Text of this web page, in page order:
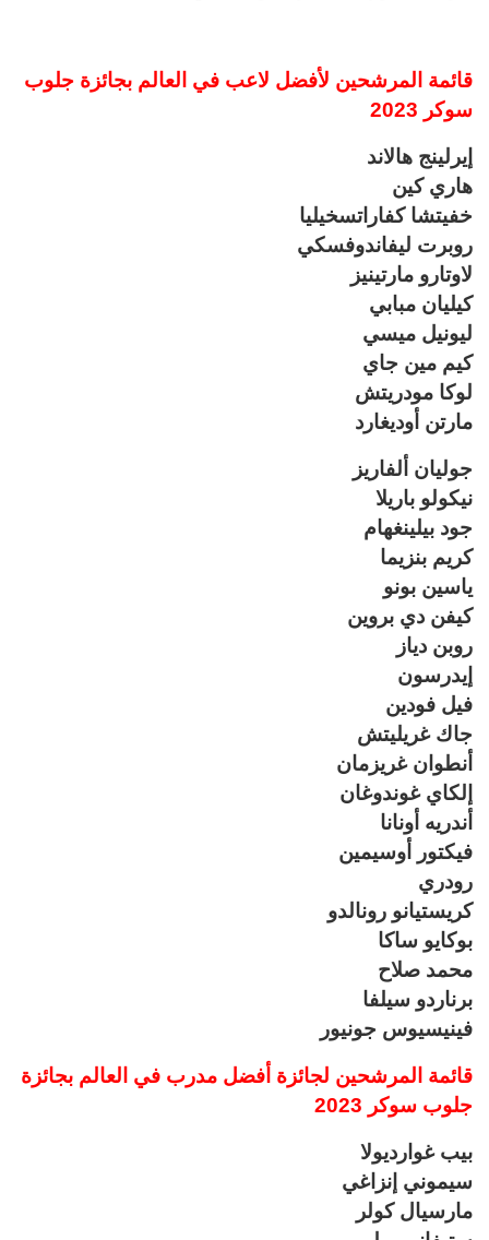
قائمة المرشحين لأفضل لاعب في العالم بجائزة جلوب
سوكر 2023
إيرلينج هالاند
هاري كين
خفيتشا كفاراتسخيليا
روبرت ليفاندوفسكي
لاوتارو مارتينيز
كيليان مبابي
ليونيل ميسي
كيم مين جاي
لوكا مودريتش
مارتن أوديغارد
جوليان ألفاريز
نيكولو باريلا
جود بيلينغهام
كريم بنزيما
ياسين بونو
كيفن دي بروين
روبن دياز
إيدرسون
فيل فودين
جاك غريليتش
أنطوان غريزمان
إلكاي غوندوغان
أندريه أونانا
فيكتور أوسيمين
رودري
كريستيانو رونالدو
بوكايو ساكا
محمد صلاح
برناردو سيلفا
فينيسيوس جونيور
قائمة المرشحين لجائزة أفضل مدرب في العالم بجائزة
جلوب سوكر 2023
بيب غوارديولا
سيموني إنزاغي
مارسيال كولر